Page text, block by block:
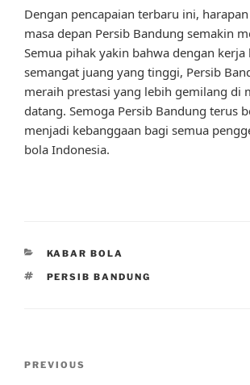
Dengan pencapaian terbaru ini,
masa depan Persib Bandung semakin
Semua pihak yakin bahwa dengan kerja
semangat juang yang tinggi, Persib
meraih prestasi yang lebih gemilang di
datang. Semoga Persib Bandung terus
menjadi kebanggaan bagi semua
bola Indonesia.
CATEGORIES
KABAR BOLA
TAGS
PERSIB BANDUNG
Previous
PREVIOUS